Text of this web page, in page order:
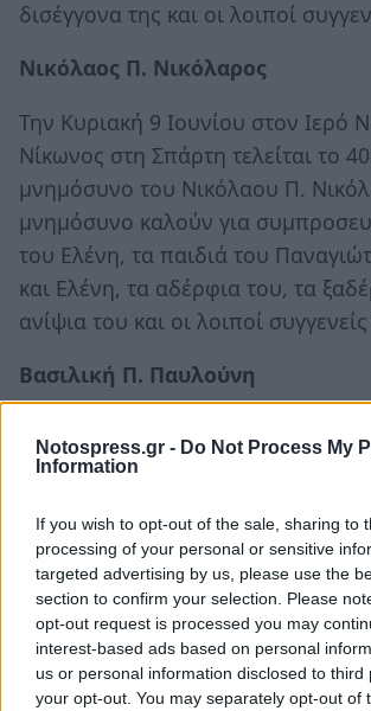
Notospress.gr - Do Not Process My
Information
If you wish to opt-out of the sale, sharing to
processing of your personal or sensitive
targeted advertising by us, please use the
section to confirm your selection. Please
opt-out request is processed you may
interest-based ads based on personal
us or personal information disclosed to third
your opt-out. You may separately opt-out of
δισέγγονα της και οι λοιποί
Νικόλαος Π. Νικόλαρος
Την Κυριακή 9 Ιουνίου στον Ιερό
Νίκωνος στη Σπάρτη τελείται το
μνημόσυνο του Νικόλαου Π.
μνημόσυνο καλούν για
του Ελένη, τα παιδιά του
και Ελένη, τα αδέρφια του, τα
ανίψια του και οι λοιποί
Βασιλική Π. Παυλούνη
Δημητρίου στα Καλύβια Σοχάς
Παυλούνη. Στο μνημόσυνο καλούν
συμπροσευχή τα παιδιά της
Βλήτας και Ελένη – Χάρης
της Αφροδίτη, τα εγγόνια της
Αντώνης, Πέτρος και Μαρία, τα
λοιποί συγγενείς της.